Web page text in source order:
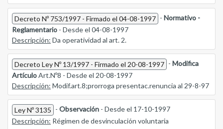
Decreto Nº 753/1997 - Firmado el 04-08-1997 - Normativo -
Reglamentario - Desde el 04-08-1997
Descripción: Da operatividad al art. 2.
Decreto Ley Nº 13/1997 - Firmado el 20-08-1997 - Modifica
ArtículoArt.Nº8 - Desde el 20-08-1997
Descripción: Modif.art.8;prorroga presentac.renuncia al 29-8-97
Ley Nº 3135 - Observación - Desde el 17-10-1997
Descripción: Régimen de desvinculación voluntaria